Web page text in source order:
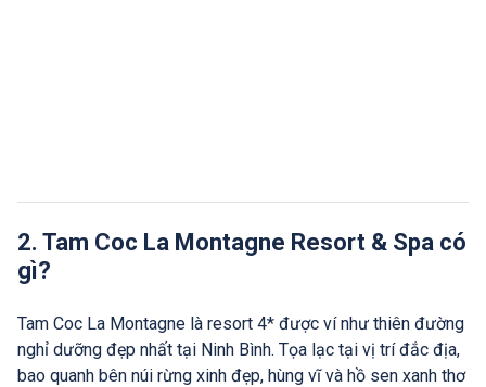
2. Tam Coc La Montagne Resort & Spa có
gì?
Tam Coc La Montagne là resort 4* được ví như thiên đường
nghỉ dưỡng đẹp nhất tại Ninh Bình. Tọa lạc tại vị trí đắc địa,
bao quanh bên núi rừng xinh đẹp, hùng vĩ và hồ sen xanh thơ